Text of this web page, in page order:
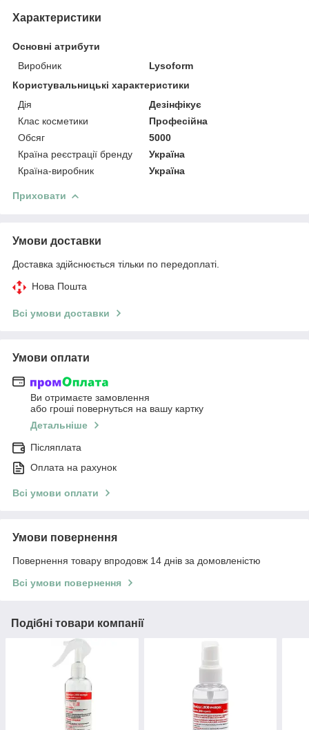
Характеристики
Основні атрибути
Виробник
Lysoform
Користувальницькі характеристики
Дія
Дезінфікує
Клас косметики
Професійна
Обсяг
5000
Країна реєстрації бренду
Україна
Країна-виробник
Україна
Приховати
Умови доставки
Доставка здійснюється тільки по передоплаті.
Нова Пошта
Всі умови доставки
Умови оплати
Ви отримаєте замовлення
або гроші повернуться на вашу картку
Детальніше
Післяплата
Оплата на рахунок
Всі умови оплати
Умови повернення
Повернення товару впродовж 14 днів за домовленістю
Всі умови повернення
Подібні товари компанії